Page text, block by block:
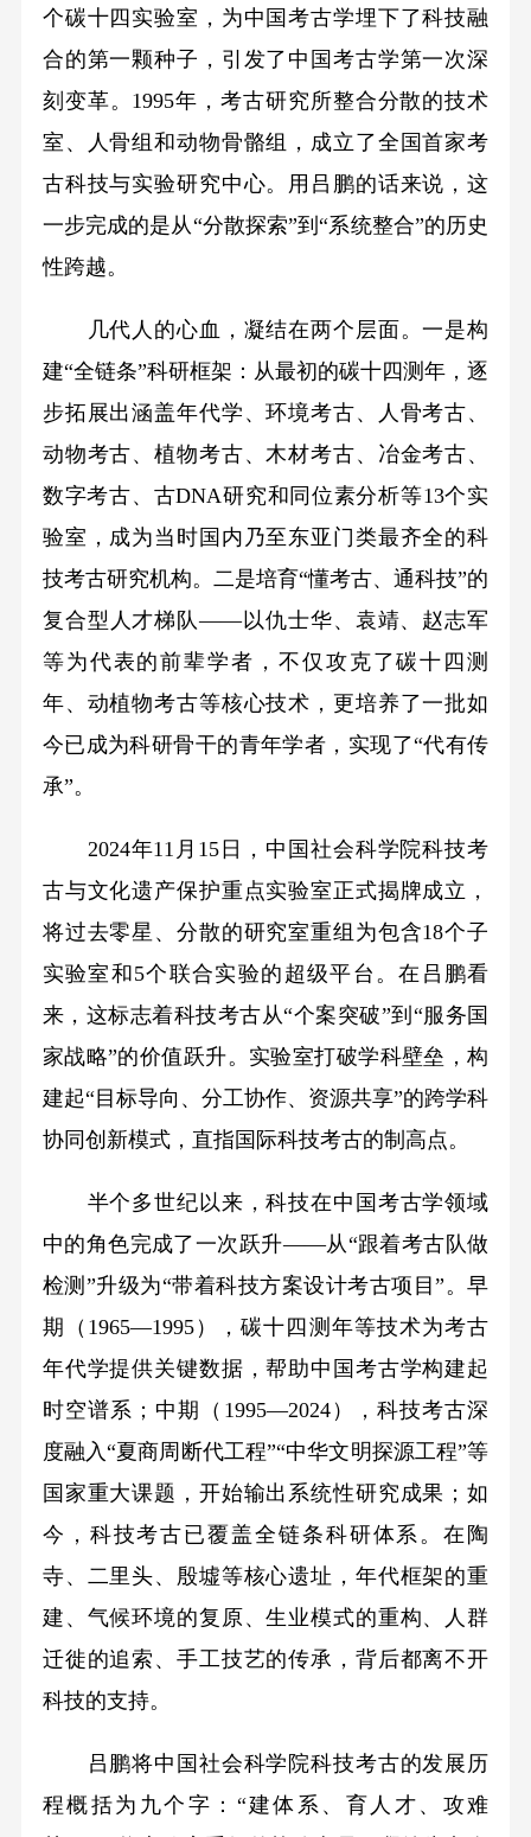
个碳十四实验室，为中国考古学埋下了科技融
合的第一颗种子，引发了中国考古学第一次深
刻变革。1995年，考古研究所整合分散的技术
室、人骨组和动物骨骼组，成立了全国首家考
古科技与实验研究中心。用吕鹏的话来说，这
一步完成的是从“分散探索”到“系统整合”的历史
性跨越。
几代人的心血，凝结在两个层面。一是构
建“全链条”科研框架：从最初的碳十四测年，逐
步拓展出涵盖年代学、环境考古、人骨考古、
动物考古、植物考古、木材考古、冶金考古、
数字考古、古DNA研究和同位素分析等13个实
验室，成为当时国内乃至东亚门类最齐全的科
技考古研究机构。二是培育“懂考古、通科技”的
复合型人才梯队——以仇士华、袁靖、赵志军
等为代表的前辈学者，不仅攻克了碳十四测
年、动植物考古等核心技术，更培养了一批如
今已成为科研骨干的青年学者，实现了“代有传
承”。
2024年11月15日，中国社会科学院科技考
古与文化遗产保护重点实验室正式揭牌成立，
将过去零星、分散的研究室重组为包含18个子
实验室和5个联合实验的超级平台。在吕鹏看
来，这标志着科技考古从“个案突破”到“服务国
家战略”的价值跃升。实验室打破学科壁垒，构
建起“目标导向、分工协作、资源共享”的跨学科
协同创新模式，直指国际科技考古的制高点。
半个多世纪以来，科技在中国考古学领域
中的角色完成了一次跃升——从“跟着考古队做
检测”升级为“带着科技方案设计考古项目”。早
期（1965—1995），碳十四测年等技术为考古
年代学提供关键数据，帮助中国考古学构建起
时空谱系；中期（1995—2024），科技考古深
度融入“夏商周断代工程”“中华文明探源工程”等
国家重大课题，开始输出系统性研究成果；如
今，科技考古已覆盖全链条科研体系。在陶
寺、二里头、殷墟等核心遗址，年代框架的重
建、气候环境的复原、生业模式的重构、人群
迁徙的追索、手工技艺的传承，背后都离不开
科技的支持。
吕鹏将中国社会科学院科技考古的发展历
程概括为九个字：“建体系、育人才、攻难